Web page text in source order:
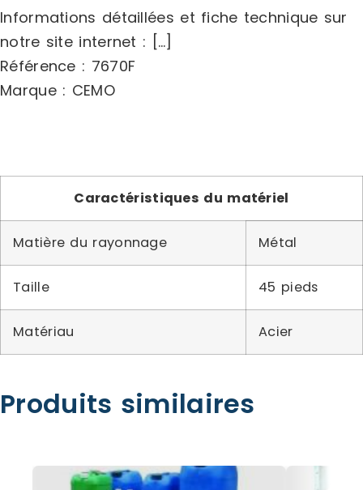
Informations détaillées et fiche technique sur
notre site internet : […]
Référence : 7670F
Marque : CEMO
Caractéristiques du matériel
Matière du rayonnage Métal
Taille 45 pieds
Matériau Acier
Produits similaires